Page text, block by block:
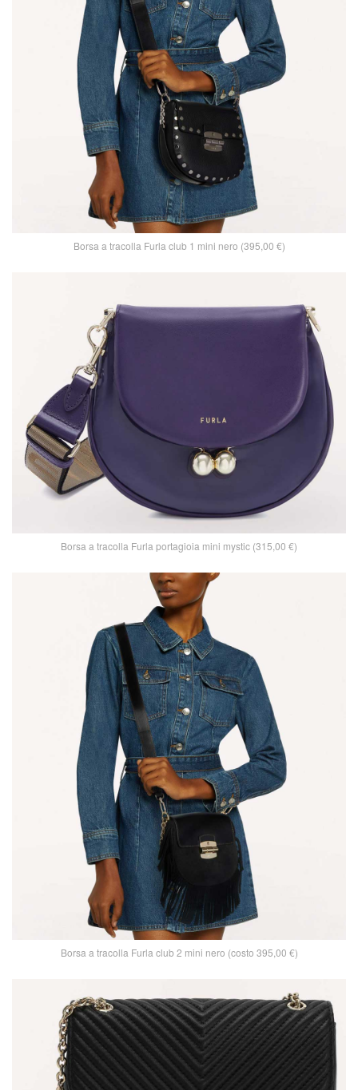
Borsa a tracolla Furla club 1 mini nero (395,00 €)
Borsa a tracolla Furla portagioia mini mystic (315,00 €)
Borsa a tracolla Furla club 2 mini nero (costo 395,00 €)